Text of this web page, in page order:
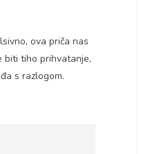
ova priča nas
biti tiho prihvatanje,
s razlogom.